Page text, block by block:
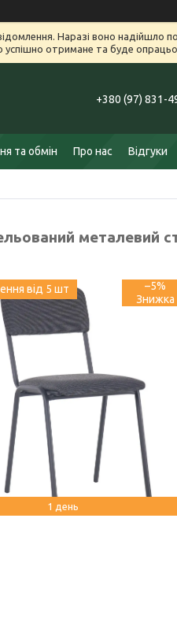
Наразі воно надійшло
отримане та буде
+380 (97) 831-
та обмін Про нас Відгуки
металевий
від 5 шт –5%
1 день